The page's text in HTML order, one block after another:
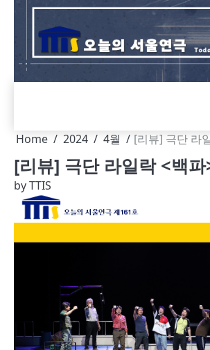
Skip
content
Home 2024 4월 [리뷰] 극단 라
[리뷰] 극단 라일락 <백파
byTTIS